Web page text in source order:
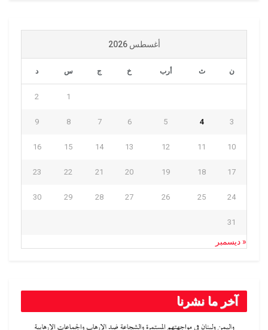
أغسطس 2026
ن ث أرب خ ج س د
1
2
3
4
5
6
7
8
9
10
11
12
13
14
15
16
17
18
19
20
21
22
23
24
25
26
27
28
29
30
31
« ديسمبر
آخر ما نشرنا